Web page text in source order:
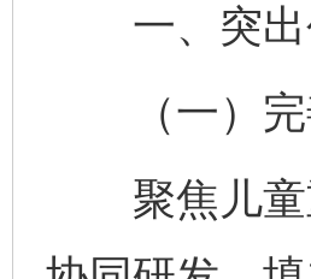
一、突出
（一）完
聚焦儿童